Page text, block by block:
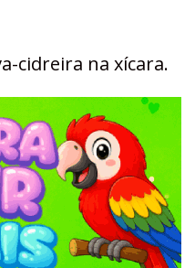
cidreira na xícara.